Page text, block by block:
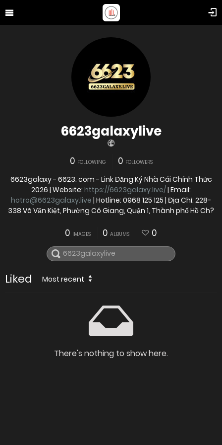
6623galaxylive
0 FOLLOWING 0 FOLLOWERS
6623galaxy - 6623. com - Link Đăng Ký Nhà Cái Chính Thức
2026 | Website: https://6623galaxy.live/| Email:
hotro@6623galaxy.live | Hotline: 0968 125 125 | Địa Chỉ: 228-
338 Võ Văn Kiệt, Phường Cô Giang, Quận 1, Thành phố Hồ Ch?
0 IMAGES 0 ALBUMS 0
Liked Most recent
There's nothing to show here.